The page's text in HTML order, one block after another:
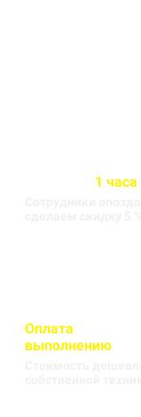
1 часа
Оплата
выполнению